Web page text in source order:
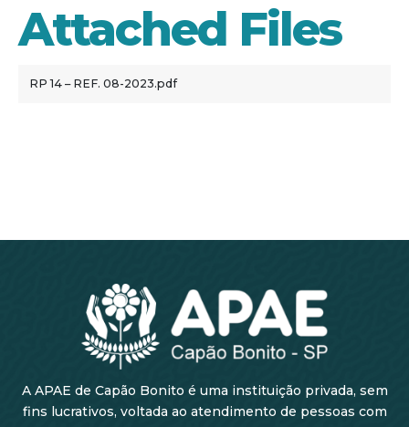
Attached Files
RP 14 – REF. 08-2023.pdf
A APAE de Capão Bonito é uma instituição privada, sem
fins lucrativos, voltada ao atendimento de pessoas com